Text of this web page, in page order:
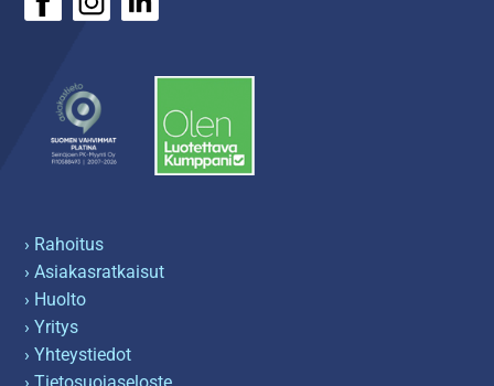
› Rahoitus
› Asiakasratkaisut
› Huolto
› Yritys
› Yhteystiedot